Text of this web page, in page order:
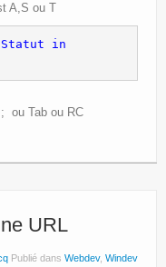
A,S ou T
in
ou Tab ou RC
URL
Publié dans Webdev, Windev